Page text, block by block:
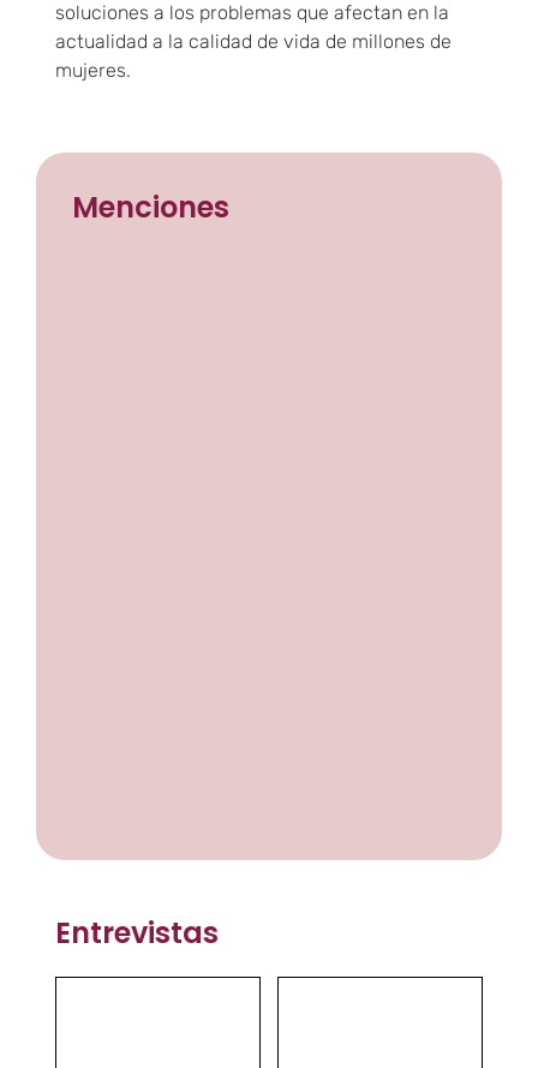
soluciones a los problemas que afectan en la
actualidad a la calidad de vida de millones de
mujeres.
Menciones
Entrevistas